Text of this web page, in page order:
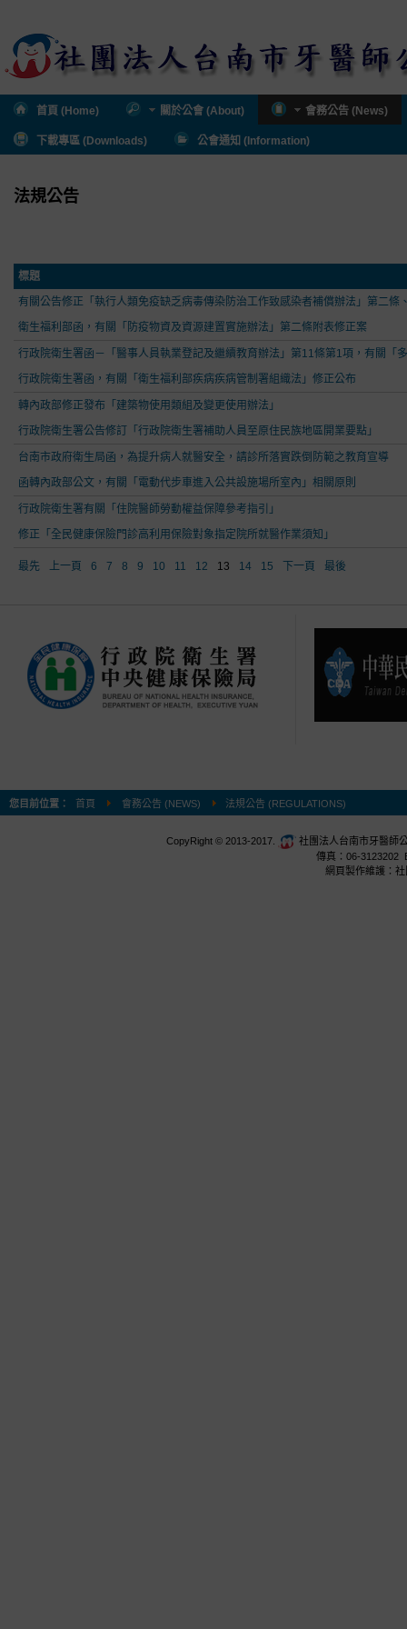
首頁 (Home) 關於公會 (About) 會務公告 (News)
下載專區 (Downloads) 公會通知 (Information)
法規公告
標題
有關公告修正「執行人類免疫缺乏病毒傳染防治工作致感染者補償辦法」第二條
衛生福利部函，有關「防疫物資及資源建置實施辦法」第二條附表修正案
行政院衛生署函－「醫事人員執業登記及繼續教育辦法」第11條第1項，有關「
行政院衛生署函，有關「衛生福利部疾病疾病管制署組織法」修正公布
轉內政部修正發布「建築物使用類組及變更使用辦法」
行政院衛生署公告修訂「行政院衛生署補助人員至原住民族地區開業要點」
台南市政府衛生局函，為提升病人就醫安全，請診所落實跌倒防範之教育宣導
函轉內政部公文，有關「電動代步車進入公共設施場所室內」相關原則
行政院衛生署有關「住院醫師勞動權益保障參考指引」
修正「全民健康保險門診高利用保險對象指定院所就醫作業須知」
最先 上一頁 6 7 8 9 10 11 12 13 14 15 下一頁 最後
您目前位置： 首頁 會務公告 (NEWS) 法規公告 (REGULATIONS)
CopyRight © 2013-2017.
社團法人台南市牙醫師
傳真：06-3123202
網頁製作維護：